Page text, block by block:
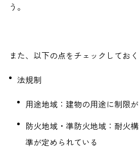
う。
また、以下の点をチェックしてお
法規制
用途地域：建物の用途に制限
防火地域・準防火地域：耐火
準が定められている